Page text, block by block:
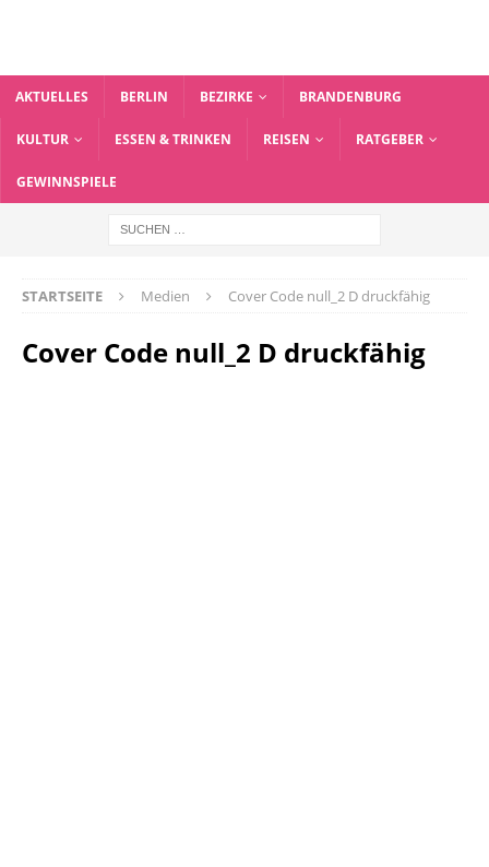
AKTUELLES BERLIN BEZIRKE BRANDENBURG
KULTUR ESSEN & TRINKEN REISEN RATGEBER
GEWINNSPIELE
STARTSEITE Medien Cover Code null_2 D druckfähig
Cover Code null_2 D druckfähig